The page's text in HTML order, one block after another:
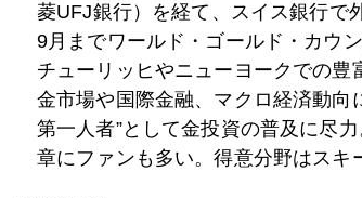
金セミナーではなく、経済セミナー。円高、
菱UFJ銀行）を経て、スイス銀行で
9月までワールド・ゴールド・カウ
チューリッヒやニューヨークでの
金市場や国際金融、マクロ経済動向
第一人者”として金投資の普及に尽
章にファンも多い。得意分野はスキ